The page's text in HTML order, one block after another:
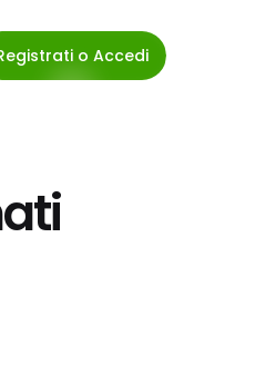
o Accedi